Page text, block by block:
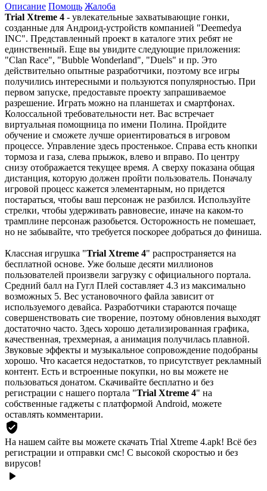
Описание Помощь Жалоба
Trial Xtreme 4 - увлекательные захватывающие гонки,
созданные для Андроид-устройств компанией "Deemedya
INC". Представленный проект в каталоге этих ребят не
единственный. Еще вы увидите следующие приложения:
"Clan Race", "Bubble Wonderland", "Duels" и пр. Это
действительно опытные разработчики, поэтому все игры
получились интересными и пользуются популярностью. При
первом запуске, предоставьте проекту запрашиваемое
разрешение. Играть можно на планшетах и смартфонах.
Колоссальной требовательности нет. Вас встречает
виртуальная помощница по имени Полина. Пройдите
обучение и сможете лучше ориентироваться в игровом
процессе. Управление здесь простенькое. Справа есть кнопки
тормоза и газа, слева прыжок, влево и вправо. По центру
снизу отображается текущее время. А сверху показана общая
дистанция, которую должен пройти пользователь. Поначалу
игровой процесс кажется элементарным, но придется
постараться, чтобы ваш персонаж не разбился. Используйте
стрелки, чтобы удерживать равновесие, иначе на каком-то
трамплине персонаж разобьется. Осторожность не помешает,
но не забывайте, что требуется поскорее добраться до финиша.
Классная игрушка "Trial Xtreme 4" распространяется на
бесплатной основе. Уже больше десяти миллионов
пользователей произвели загрузку с официального портала.
Средний балл на Гугл Плей составляет 4.3 из максимально
возможных 5. Вес установочного файла зависит от
используемого девайса. Разработчики стараются почаще
совершенствовать сие творение, поэтому обновления выходят
достаточно часто. Здесь хорошо детализированная графика,
качественная, трехмерная, а анимация получилась плавной.
Звуковые эффекты и музыкальное сопровождение подобраны
хорошо. Что касается недостатков, то присутствует рекламный
контент. Есть и встроенные покупки, но вы можете не
пользоваться донатом. Скачивайте бесплатно и без
регистрации с нашего портала "Trial Xtreme 4" на
собственные гаджеты с платформой Android, можете
оставлять комментарии.
На нашем сайте вы можете скачать Trial Xtreme 4.apk! Всё без
регистрации и отправки смс! С высокой скоростью и без
вирусов!